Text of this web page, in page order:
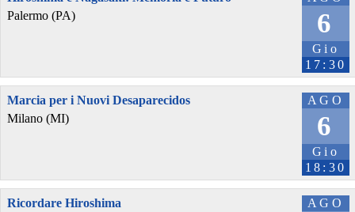
6
Gio
17:30
Palermo (PA)
AGO
6
Gio
18:30
Marcia per i Nuovi Desaparecidos
Milano (MI)
AGO
Ricordare Hiroshima